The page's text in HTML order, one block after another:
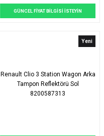
GÜNCEL FİYAT BİLGİSİ İSTEYİN
Yeni
Renault Clio 3 Station Wagon Arka
Tampon Reflektörü Sol
8200587313